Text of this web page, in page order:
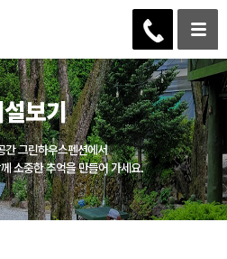
보기
간 그린하우스펜션에서
소중한 추억을 만들어 가세요.